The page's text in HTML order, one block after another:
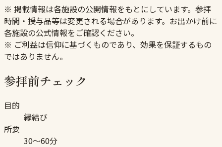
※ 掲載情報は各施設の公開情報をもとにしています。参拝
時間・授与品等は変更される場合があります。お出かけ前に
各施設の公式情報をご確認ください。
※ ご利益は信仰に基づくものであり、効果を保証するもの
ではありません。
参拝前チェック
目的
縁結び
所要
30〜60分